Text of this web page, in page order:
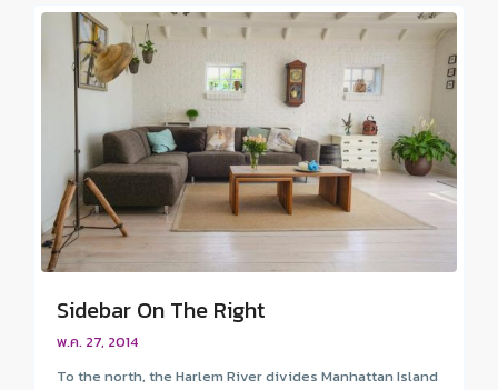
Sidebar On The Right
พ.ค. 27, 2014
To the north, the Harlem River divides Manhattan Island